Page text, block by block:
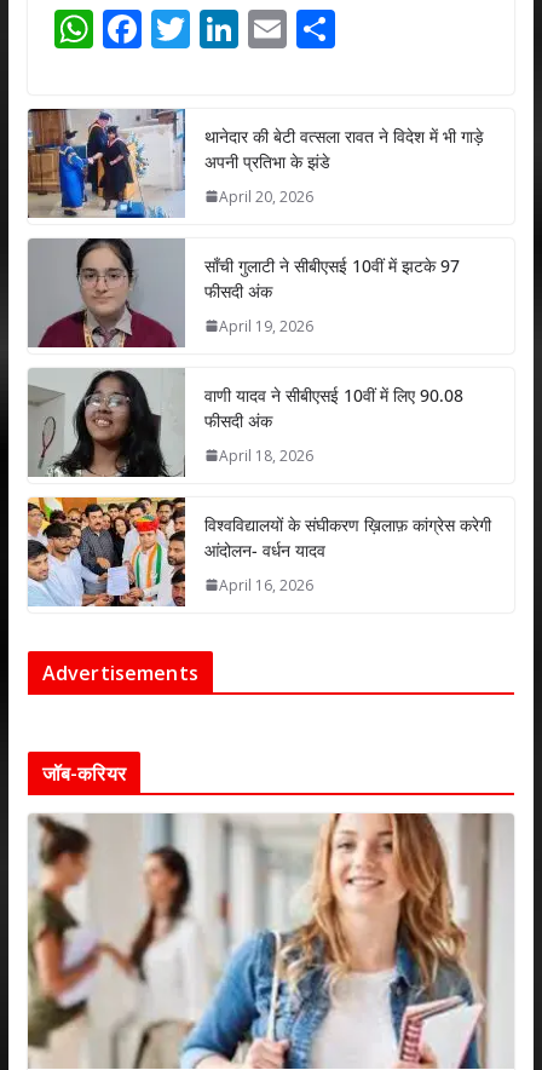
W
h
at
s
A
p
p
F
ac
e
b
o
o
T
w
er
Li
n
e
dI
E
m
l
S
e
थानेदार की बेटी वत्सला रावत ने विदेश में भी गाड़े
अपनी प्रतिभा के झंडे
April 20, 2026
साँची गुलाटी ने सीबीएसई 10वीं में झटके 97
फीसदी अंक
April 19, 2026
वाणी यादव ने सीबीएसई 10वीं में लिए 90.08
फीसदी अंक
April 18, 2026
विश्वविद्यालयों के संघीकरण ख़िलाफ़ कांग्रेस करेगी
आंदोलन- वर्धन यादव
April 16, 2026
Advertisements
जॉब-करियर